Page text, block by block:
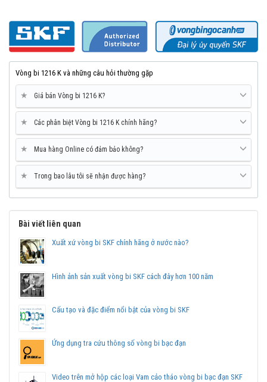
Mua vòng bi SKF 1216 K tại các Đại lý uỷ quyền để đảm bảo sản
phẩm chính hãng.
Mua vòng bi bạc đạn SKF 1216 K chính hãng ở đâu
uy tín?
Vòng bi Ngọc Anh là đại lý ủy quyền SKF tại Việt Nam.
Chuyên phân phối các sản phẩm SKF chính hãng, giá cạnh
tranh, Giao hàng toàn quốc.
Liên hệ với Vòng bi Ngọc Anhđể có báo giá tốt nhất vòng
bi SKF 1216 chính hãng.
Vòng bi 1216 K và những câu hỏi thường gặp
★ Giá bán Vòng bi 1216 K?
★ Các phân biệt Vòng bi 1216 K chính hãng?
★ Mua hàng Online có đảm bảo không?
★ Trong bao lâu tôi sẽ nhận được hàng?
Bài viết liên quan
Xuất xứ vòng bi SKF chính hãng ở nước nào?
Hình ảnh sản xuất vòng bi SKF cách đây hơn 100 năm
Cấu tạo và đặc điểm nổi bật của vòng bi SKF
Ứng dụng tra cứu thông số vòng bi bạc đạn
Video trên mở hộp các loại Vam cảo tháo vòng bi bạc đạn SKF